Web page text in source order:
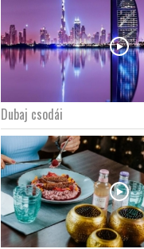
Dubaj csodái